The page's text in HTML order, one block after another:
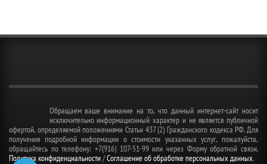
Обращаем ваше внимание на то, что данный интернет-сайт носит
исключительно информационный характер и не является публичной
офертой, определяемой положениями Статьи 437 (2) Гражданского кодекса РФ. Для
получения подробной информации о стоимости указанных услуг, пожалуйста,
обращайтесь по телефону: +7(916) 107-51-99 или через Форму обратной связи.
Политика конфиденциальности/Соглашение об обработке персональных данных.